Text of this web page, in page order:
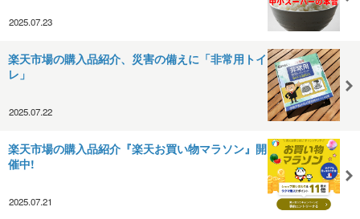
2025.07.23
楽天市場の購入品紹介、災害の備えに「非常用トイ
レ」
2025.07.22
楽天市場の購入品紹介『楽天お買い物マラソン』開
催中!
2025.07.21